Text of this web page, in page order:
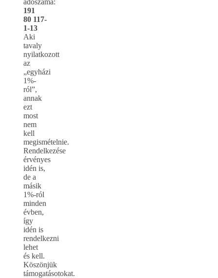
191
80 117-
1-13
Aki
tavaly
nyilatkozott
az
„egyházi
1%-
ról”,
annak
ezt
most
nem
kell
megismételnie.
Rendelkezése
érvényes
idén is,
de a
másik
1%-ról
minden
évben,
így
idén is
rendelkezni
lehet
és kell.
Köszönjük
támogatásotokat.